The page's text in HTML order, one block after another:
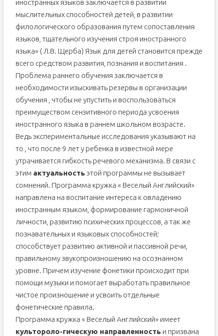
иностранных языков заключается в развитии
мыслительных способностей детей, в развитии
филологического образования путем сопоставления
языков, тщательного изучения строя иностранного
языка» ( Л.В. Щерба) Язык для детей становится прежде
всего средством развития, познания и воспитания .
Проблема раннего обучения заключается в
необходимости изыскивать резервы в организации
обучения , чтобы не упустить и воспользоваться
преимуществом сензитивного периода усвоения
иностранного языка в раннем школьном возрасте.
Ведь экспериментальные исследования указывают на
то , что после 9 лет у ребенка в известной мере
утрачивается гибкость речевого механизма. В связи с
этим актуальность этой программы не вызывает
сомнений. Программа кружка « Веселый Английский»
направлена на воспитание интереса к овладению
иностранным языком, формирование гармоничной
личности, развитию психических процессов, а так же
познавательных и языковых способностей;
способствует развитию активной и пассивной речи,
правильному звукопроизношению на осознанном
уровне. Причем изучение фонетики происходит при
помощи музыки и помогает выработать правильное
чистое произношение и усвоить отдельные
фонетические правила.
Программа кружка « Веселый Английский» имеет
культороло-гическую направленность и призвана